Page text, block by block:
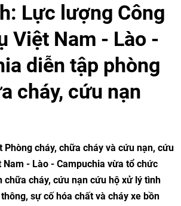
Lực lượng Công
Việt Nam - Lào -
diễn tập phòng
cháy, cứu nạn
Phòng cháy, chữa cháy và cứu nạn, cứu
Nam - Lào - Campuchia vừa tổ chức
chữa cháy, cứu nạn cứu hộ xử lý tình
sự cố hóa chất và cháy xe bồn